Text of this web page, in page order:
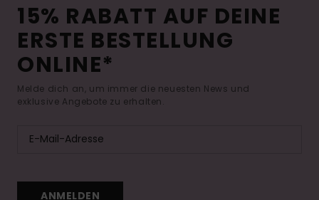
15% RABATT AUF DEINE
ERSTE BESTELLUNG
ONLINE*
Melde dich an, um immer die neuesten News und
exklusive Angebote zu erhalten.
ANMELDEN